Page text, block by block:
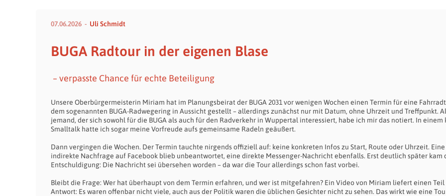
07.06.2026 Uli Schmidt
BUGA Radtour in der eigenen Blase
– verpasste Chance für echte Beteiligung
Unsere Oberbürgermeisterin Miriam hat im Planungsbeirat der BUGA 2031 vor wenigen Wochen einen Termin für eine
dem sogenannten BUGA-Radwegering in Aussicht gestellt – allerdings zunächst nur mit Datum, ohne Uhrzeit und Treffpunkt.
jemand, der sich sowohl für die BUGA als auch für den Radverkehr in Wuppertal interessiert, habe ich mir das notiert. In einem
Smalltalk hatte ich sogar meine Vorfreude aufs gemeinsame Radeln geäußert.
Dann vergingen die Wochen. Der Termin tauchte nirgends offiziell auf: keine konkreten Infos zu Start, Route oder Uhrzeit. Eine
indirekte Nachfrage auf Facebook blieb unbeantwortet, eine direkte Messenger-Nachricht ebenfalls. Erst deutlich später kam
Entschuldigung: Die Nachricht sei übersehen worden – da war die Tour allerdings schon fast vorbei.
Bleibt die Frage: Wer hat überhaupt von dem Termin erfahren, und wer ist mitgefahren? Ein Video von Miriam liefert einen Teil
Antwort: Es waren offenbar nicht viele, auch aus der Politik waren die üblichen Gesichter nicht zu sehen. Das wirkt wie eine